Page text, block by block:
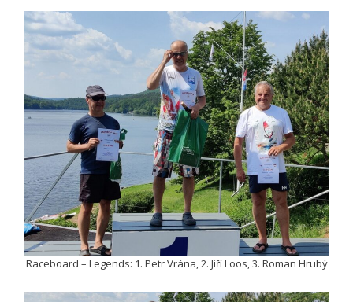
Raceboard – Legends: 1. Petr Vrána, 2. Jiří Loos, 3. Roman Hrubý